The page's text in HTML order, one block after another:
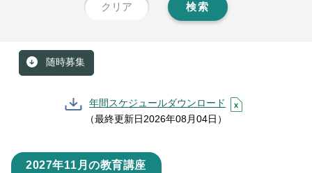
クリア 検索
随時募集
年間スケジュールダウンロード
（最終更新日2026年08月04日）
2027年11月の教育講座